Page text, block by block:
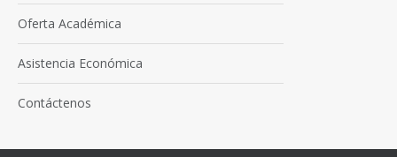
Oferta Académica
Asistencia Económica
Contáctenos